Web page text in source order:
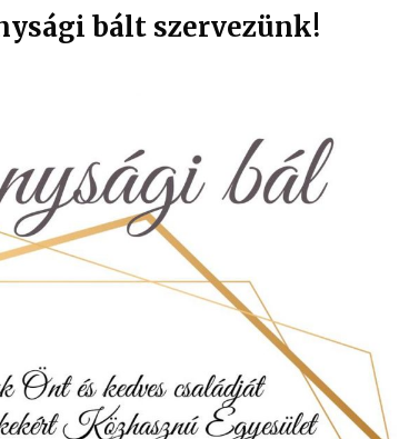
bált szervezünk!